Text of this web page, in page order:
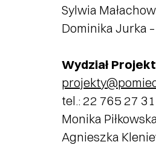
Sylwia
Dominika Jurka
Wydział
tel.: 22 765 27 31
Monika
Agnieszka